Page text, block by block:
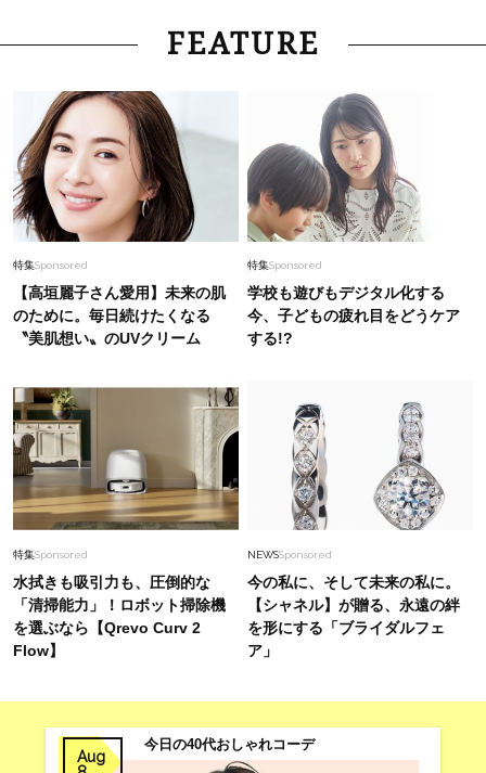
Lifestyle 2026.8.6
26年夏の【開運アクション】は”ひと拭き”習
は？」
Lifestyle
俳優・中村ゆりさん 「母を助けたい」という一
心でアイドルへ。違和感を乗り越え、人生を変え
た深夜のファミレスでの”一言”
26年夏は「小ぶり」が大流行中！人と被らない
【最旬かごバッグ】6選
「ノースリーブは着たくない」40代へ。二の腕
をきれいにカバーする【夏トップス】5選
Fashion 2026.7.20
「とにかく着回せる」が条件！40代、夏の
【新・スタメン服】はこれ！〈ワンピ、セットア
ップコーデ9選〉
FEATURE
特集Sponsored
【高垣麗子さん愛用】未来の肌
のために。毎日続けたくなる
〝美肌想い〟のUVクリーム
特集Sponsored
学校も遊びもデジタル化する
今、子どもの疲れ目をどうケア
する!?
特集Sponsored
水拭きも吸引力も、圧倒的な
「清掃能力」！ロボット掃除機
を選ぶなら【Qrevo Curv 2
Flow】
NEWSSponsored
今の私に、そして未来の私に。
【シャネル】が贈る、永遠の絆
を形にする「ブライダルフェ
ア」
Aug
今日の40代おしゃれコーデ